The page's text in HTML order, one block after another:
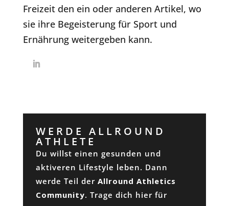
Freizeit den ein oder anderen Artikel, wo
sie ihre Begeisterung für Sport und
Ernährung weitergeben kann.
WERDE ALLROUND
ATHLETE
Du willst einen gesunden und
aktiveren Lifestyle leben. Dann
werde Teil der Allround Athletics
Community. Trage dich hier für